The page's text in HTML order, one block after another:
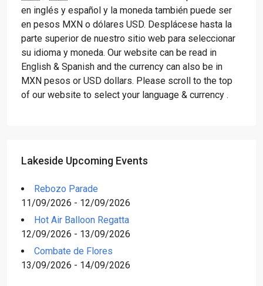
en inglés y español y la moneda también puede ser
en pesos MXN o dólares USD. Desplácese hasta la
parte superior de nuestro sitio web para seleccionar
su idioma y moneda. Our website can be read in
English & Spanish and the currency can also be in
MXN pesos or USD dollars. Please scroll to the top
of our website to select your language & currency .
Lakeside Upcoming Events
Rebozo Parade
11/09/2026 - 12/09/2026
Hot Air Balloon Regatta
12/09/2026 - 13/09/2026
Combate de Flores
13/09/2026 - 14/09/2026